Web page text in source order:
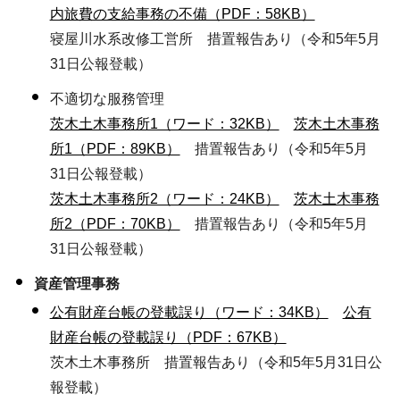
内旅費の支給事務の不備（PDF：58KB）
寝屋川水系改修工営所 措置報告あり（令和5年5月
31日公報登載）
不適切な服務管理
茨木土木事務所1（ワード：32KB）
茨木土木事務
所1（PDF：89KB）
措置報告あり（令和5年5月
31日公報登載）
茨木土木事務所2（ワード：24KB）
茨木土木事務
所2（PDF：70KB）
措置報告あり（令和5年5月
31日公報登載）
資産管理事務
公有財産台帳の登載誤り（ワード：34KB）
公有
財産台帳の登載誤り（PDF：67KB）
茨木土木事務所 措置報告あり（令和5年5月31日公
報登載）